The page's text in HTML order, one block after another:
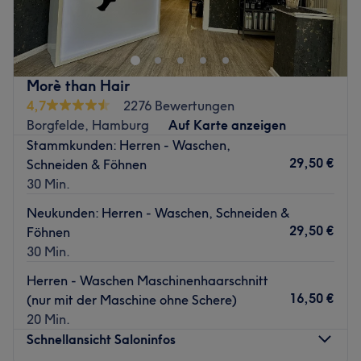
Zurück zur Salonansicht
Friseursalon in Hamburg. Mit seiner zentralen Lage ist er
leicht zu erreichen und bietet den Kunden einen
ausgezeichneten Service in einer angenehmen
Umgebung.
Nächste öffentliche Verkehrsmittel:
Die Haltestelle Bauerberg befindet sich nur eine
Gehminute vom Salon entfernt.
Das Team
Der Salon verfügt über ein kleines Team von Mitarbeitern,
die sich um die Kunden kümmern. Sie sind alle
hochqualifiziert und engagiert, um sicherzustellen, dass
jeder Kunde die bestmögliche Erfahrung macht.
Atmosphäre: Klassisch, modern, trendbewusst
Expertise: Haarschnitte & Colorationen, Haarpflege,
Styling
Produkte und Produktmarken: Hochwertige Produkte
Morè than Hair
4,7
2276 Bewertungen
Borgfelde, Hamburg
Auf Karte anzeigen
Stammkunden: Herren - Waschen,
Schneiden & Föhnen
30 Min.
29,50 €
Neukunden: Herren - Waschen, Schneiden &
Föhnen
30 Min.
29,50 €
Herren - Waschen Maschinenhaarschnitt
(nur mit der Maschine ohne Schere)
20 Min.
16,50 €
Schnellansicht Saloninfos